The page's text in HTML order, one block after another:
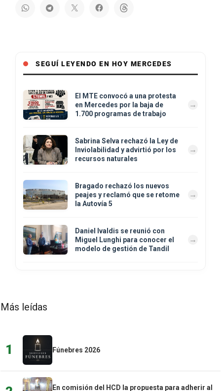
SEGUÍ LEYENDO EN HOY MERCEDES
El MTE convocó a una protesta
en Mercedes por la baja de
1.700 programas de trabajo
Sabrina Selva rechazó la Ley de
Inviolabilidad y advirtió por los
recursos naturales
Bragado rechazó los nuevos
peajes y reclamó que se retome
la Autovía 5
Daniel Ivaldis se reunió con
Miguel Lunghi para conocer el
modelo de gestión de Tandil
Más leídas
1 Fúnebres 2026
En comisión del HCD la propuesta para adherir al